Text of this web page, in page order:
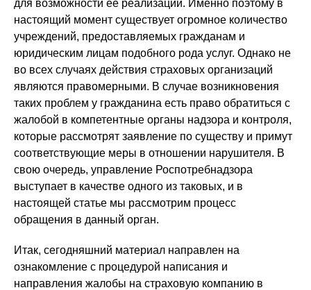
для возможности ее реализации. Именно поэтому в
настоящий момент существует огромное количество
учреждений, предоставляемых гражданам и
юридическим лицам подобного рода услуг. Однако не
во всех случаях действия страховых организаций
являются правомерными. В случае возникновения
таких проблем у гражданина есть право обратиться с
жалобой в компетентные органы надзора и контроля,
которые рассмотрят заявление по существу и примут
соответствующие меры в отношении нарушителя. В
свою очередь, управление Роспотребнадзора
выступает в качестве одного из таковых, и в
настоящей статье мы рассмотрим процесс
обращения в данный орган.
Итак, сегодняшний материал направлен на
ознакомление с процедурой написания и
направления жалобы на страховую компанию в